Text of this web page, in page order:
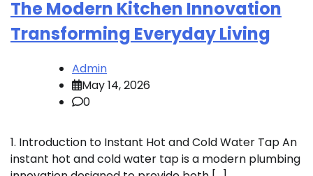
The Modern Kitchen Innovation
Transforming Everyday Living
Admin
May 14, 2026
0
1. Introduction to Instant Hot and Cold Water Tap An
instant hot and cold water tap is a modern plumbing